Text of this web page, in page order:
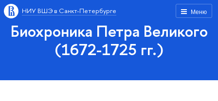
Меню
НИУ ВШЭ в Санкт-Петербурге
Биохроника Петра Великого
(1672-1725 гг.)